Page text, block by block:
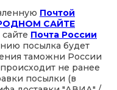
Почтой
САЙТЕ
Почта России
посылка будет
таможни России
не ранее
посылки (в